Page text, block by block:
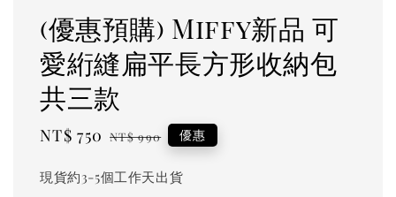
(優惠預購) Miffy新品 可
愛絎縫扁平長方形收納包
共三款
Sale
NT$ 750 Regular
NT$ 990 優惠
現貨約3-5個工作天出貨